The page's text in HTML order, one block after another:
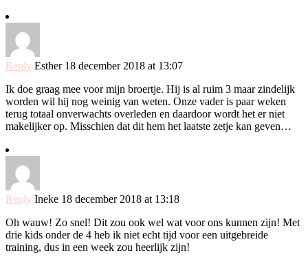
Reply Esther 18 december 2018 at 13:07
Ik doe graag mee voor mijn broertje. Hij is al ruim 3 maar zindelijk
worden wil hij nog weinig van weten. Onze vader is paar weken
terug totaal onverwachts overleden en daardoor wordt het er niet
makelijker op. Misschien dat dit hem het laatste zetje kan geven…
Reply Ineke 18 december 2018 at 13:18
Oh wauw! Zo snel! Dit zou ook wel wat voor ons kunnen zijn! Met
drie kids onder de 4 heb ik niet echt tijd voor een uitgebreide
training, dus in een week zou heerlijk zijn!